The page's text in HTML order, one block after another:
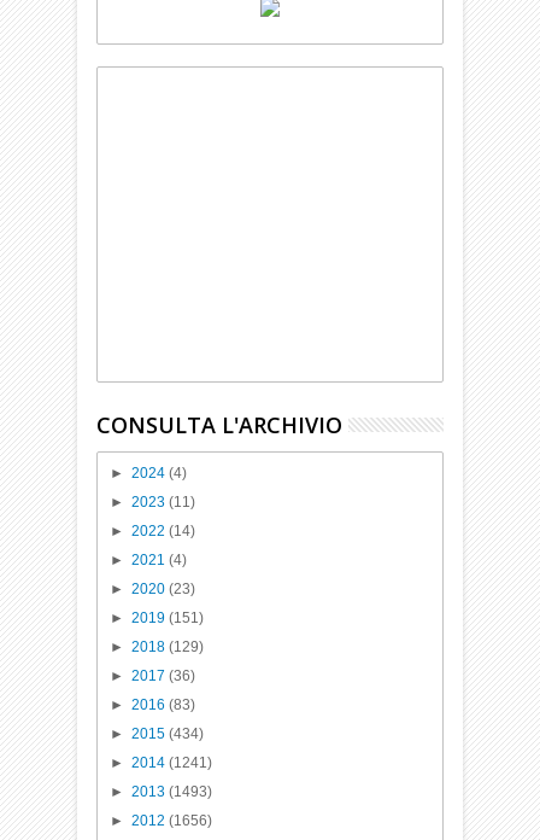
CONSULTA L'ARCHIVIO
►2024(4)
►2023(11)
►2022(14)
►2021(4)
►2020(23)
►2019(151)
►2018(129)
►2017(36)
►2016(83)
►2015(434)
►2014(1241)
►2013(1493)
►2012(1656)